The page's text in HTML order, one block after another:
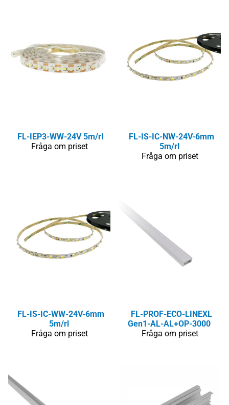
FL-IEP3-WW-24V 5m/rl
Fråga om priset
FL-IS-IC-NW-24V-6mm
5m/rl
Fråga om priset
FL-IS-IC-WW-24V-6mm
5m/rl
Fråga om priset
FL-PROF-ECO-LINEXL
Gen1-AL-AL+OP-3000
Fråga om priset